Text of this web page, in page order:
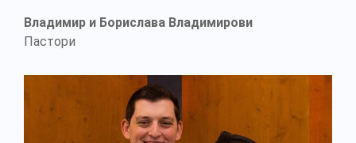
Владимир и Борислава Владимирови
Пастори